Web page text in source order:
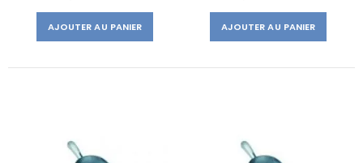
AJOUTER AU PANIER AJOUTER AU PANIER